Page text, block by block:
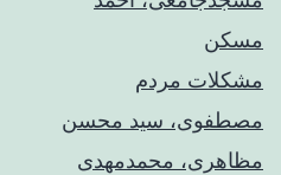
مسکن
مشکلات مردم
مصطفوی، سید محسن
مظاهری، محمدمهدی